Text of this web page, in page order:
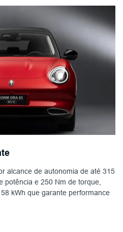
alcance de autonomia de até 315
potência e 250 Nm de torque,
kWh que garante performance